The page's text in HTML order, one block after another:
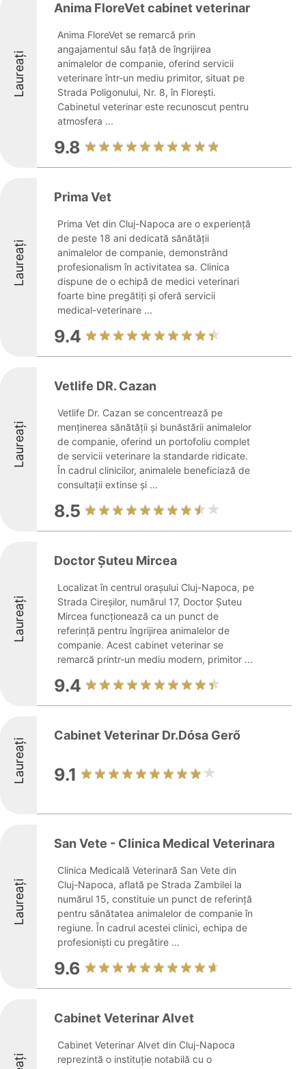
Laureați
Anima FloreVet cabinet veterinar
Anima FloreVet se remarcă prin
angajamentul său față de îngrijirea
animalelor de companie, oferind servicii
veterinare într-un mediu primitor, situat pe
Strada Poligonului, Nr. 8, în Florești.
Cabinetul veterinar este recunoscut pentru
atmosfera ...
9.8
Laureați
Prima Vet
Prima Vet din Cluj-Napoca are o experiență
de peste 18 ani dedicată sănătății
animalelor de companie, demonstrând
profesionalism în activitatea sa. Clinica
dispune de o echipă de medici veterinari
foarte bine pregătiți și oferă servicii
medical-veterinare ...
9.4
Laureați
Vetlife DR. Cazan
Vetlife Dr. Cazan se concentrează pe
menținerea sănătății și bunăstării animalelor
de companie, oferind un portofoliu complet
de servicii veterinare la standarde ridicate.
În cadrul clinicilor, animalele beneficiază de
consultații extinse și ...
8.5
Laureați
Doctor Șuteu Mircea
Localizat în centrul orașului Cluj-Napoca, pe
Strada Cireșilor, numărul 17, Doctor Șuteu
Mircea funcționează ca un punct de
referință pentru îngrijirea animalelor de
companie. Acest cabinet veterinar se
remarcă printr-un mediu modern, primitor ...
9.4
Laureați
Cabinet Veterinar Dr.Dósa Gerő
9.1
Laureați
San Vete - Clinica Medical Veterinara
Clinica Medicală Veterinară San Vete din
Cluj-Napoca, aflată pe Strada Zambilei la
numărul 15, constituie un punct de referință
pentru sănătatea animalelor de companie în
regiune. În cadrul acestei clinici, echipa de
profesioniști cu pregătire ...
9.6
Cabinet Veterinar Alvet
Cabinet Veterinar Alvet din Cluj-Napoca
reprezintă o instituție notabilă cu o